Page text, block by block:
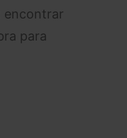
encontrar
para